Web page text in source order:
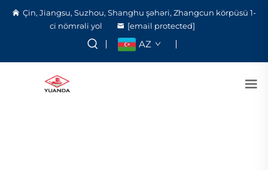
Çin, Jiangsu, Suzhou, Shanghu şəhəri, Zhangcun körpüsü 1-
ci nömrəli yol
[email protected]
AZ